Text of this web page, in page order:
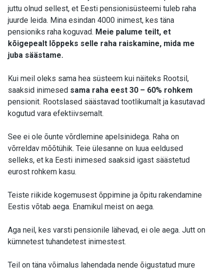
juttu olnud sellest, et Eesti pensionisüsteemi tuleb raha
juurde leida. Mina esindan 4000 inimest, kes täna
pensioniks raha koguvad. Meie palume teilt, et
kõigepealt lõppeks selle raha raiskamine, mida me
juba säästame.
Kui meil oleks sama hea süsteem kui näiteks Rootsil,
saaksid inimesed sama raha eest 30 – 60% rohkem
pensionit. Rootslased säästavad tootlikumalt ja kasutavad
kogutud vara efektiivsemalt.
See ei ole õunte võrdlemine apelsinidega. Raha on
võrreldav mõõtühik. Teie ülesanne on luua eeldused
selleks, et ka Eesti inimesed saaksid igast säästetud
eurost rohkem kasu.
Teiste riikide kogemusest õppimine ja õpitu rakendamine
Eestis võtab aega. Enamikul meist on aega.
Aga neil, kes varsti pensionile lähevad, ei ole aega. Jutt on
kümnetest tuhandetest inimestest.
Teil on täna võimalus lahendada nende õigustatud mure